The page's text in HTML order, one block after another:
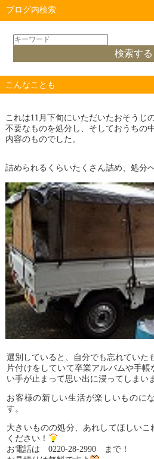
ブログ内検索
こんなことも
これは11月下旬にいただいたおそうじ
不要なものを処分し、そしておうちの
内容のものでした。
詰められるくらいたくさん詰め、処分へ
選別していると、自分でも忘れていた
片付けをしていて卒業アルバムや手
い手が止まって思い出に浸ってしまい
お客様の新しい生活が楽しいものに
す。
大きいものの処分、あれしてほしい
ください！
お電話は 0220-28-2990 まで！